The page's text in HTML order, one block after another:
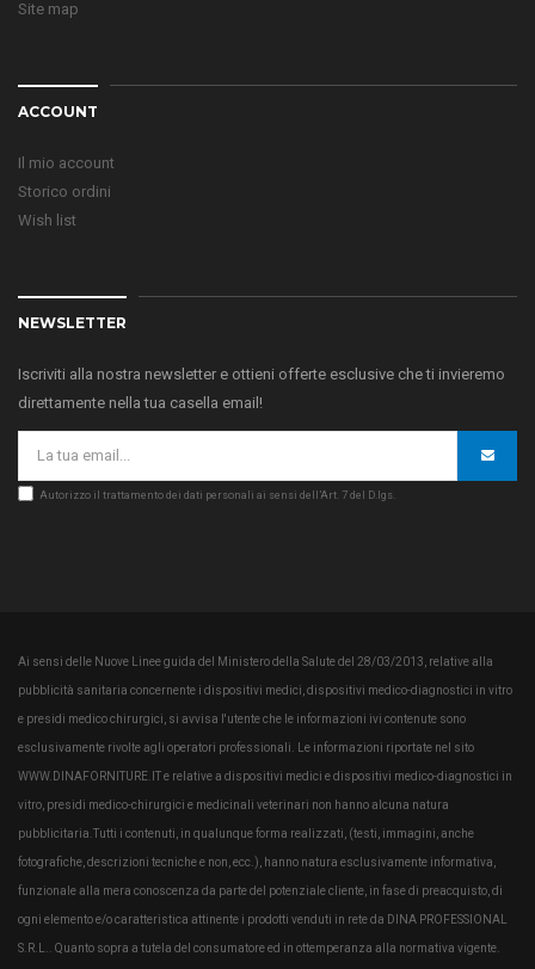
Site map
ACCOUNT
Il mio account
Storico ordini
Wish list
NEWSLETTER
Iscriviti alla nostra newsletter e ottieni offerte esclusive che ti invieremo
direttamente nella tua casella email!
Autorizzo il trattamento dei dati personali ai sensi dell’Art. 7 del D.lgs.
Ai sensi delle Nuove Linee guida del Ministero della Salute del 28/03/2013, relative alla
pubblicità sanitaria concernente i dispositivi medici, dispositivi medico-diagnostici in vitro
e presidi medico chirurgici, si avvisa l'utente che le informazioni ivi contenute sono
esclusivamente rivolte agli operatori professionali. Le informazioni riportate nel sito
WWW.DINAFORNITURE.IT e relative a dispositivi medici e dispositivi medico-diagnostici in
vitro, presidi medico-chirurgici e medicinali veterinari non hanno alcuna natura
pubblicitaria.Tutti i contenuti, in qualunque forma realizzati, (testi, immagini, anche
fotografiche, descrizioni tecniche e non, ecc.), hanno natura esclusivamente informativa,
funzionale alla mera conoscenza da parte del potenziale cliente, in fase di preacquisto, di
ogni elemento e/o caratteristica attinente i prodotti venduti in rete da DINA PROFESSIONAL
S.R.L.. Quanto sopra a tutela del consumatore ed in ottemperanza alla normativa vigente.